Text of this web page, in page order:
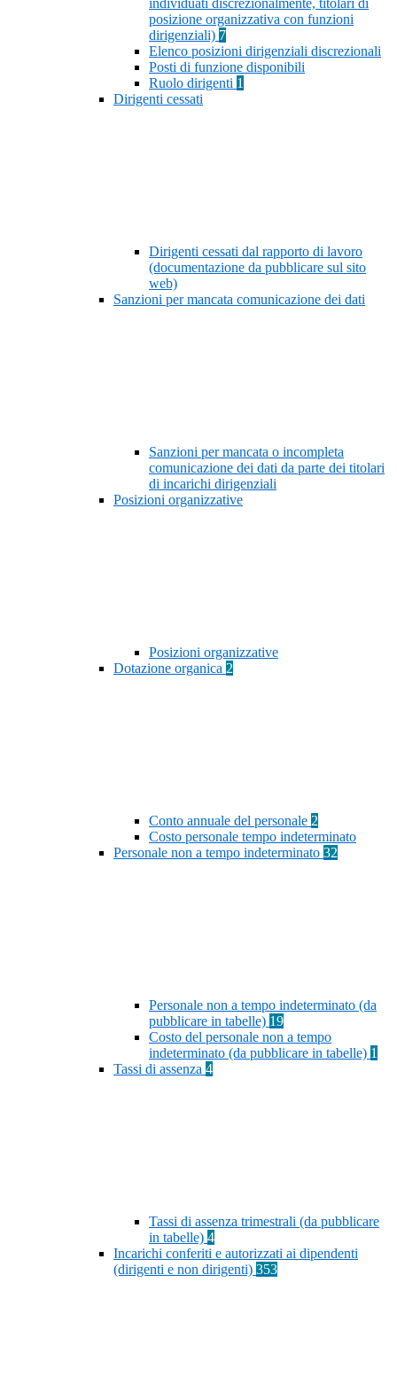
individuati discrezionalmente, titolari di
posizione organizzativa con funzioni
dirigenziali) 7
Elenco posizioni dirigenziali discrezionali
Posti di funzione disponibili
Ruolo dirigenti 1
Dirigenti cessati
Dirigenti cessati dal rapporto di lavoro
(documentazione da pubblicare sul sito
web)
Sanzioni per mancata comunicazione dei dati
Sanzioni per mancata o incompleta
comunicazione dei dati da parte dei titolari
di incarichi dirigenziali
Posizioni organizzative
Posizioni organizzative
Dotazione organica 2
Conto annuale del personale 2
Costo personale tempo indeterminato
Personale non a tempo indeterminato 32
Personale non a tempo indeterminato (da
pubblicare in tabelle) 19
Costo del personale non a tempo
indeterminato (da pubblicare in tabelle) 1
Tassi di assenza 4
Tassi di assenza trimestrali (da pubblicare
in tabelle) 4
Incarichi conferiti e autorizzati ai dipendenti
(dirigenti e non dirigenti) 353